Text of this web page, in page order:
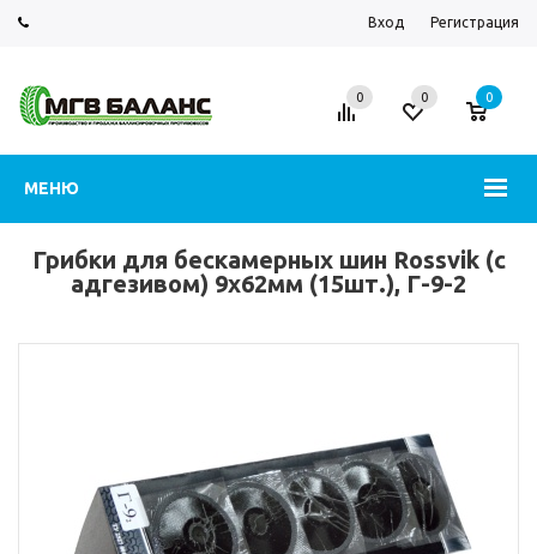
Вход Регистрация
МЕНЮ
0 0 0
Грибки для бескамерных шин Rossvik (с
адгезивом) 9х62мм (15шт.), Г-9-2